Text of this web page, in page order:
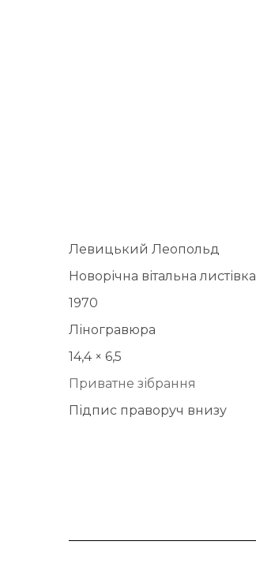
Левицький Леопольд
Новорічна вітальна листівка
1970
Ліногравюра
14,4 × 6,5
Приватне зібрання
Підпис праворуч внизу